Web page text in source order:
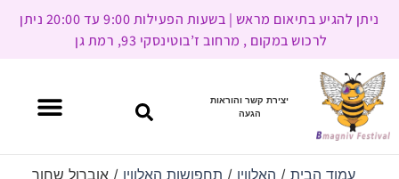
ניתן להגיע בתיאום מראש | בשעות הפעילות 9:00 עד 20:00 ניתן
לרכוש במקום , מרחוב ז’בוטינסקי 93, רמת גן
יצירת קשר והוראות
הגעה
עמוד הבית/ האלווין / תחפושות האלווין / אוברול שחור